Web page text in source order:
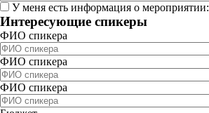
У меня есть информация о мероприятии:
Интересующие спикеры
ФИО спикера
ФИО спикера
ФИО спикера